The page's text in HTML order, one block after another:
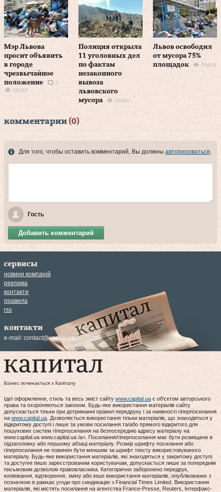
Мэр Львова
просит объявить
в городе
чрезвычайное
положение
2
24132
Полиция открыла
11 уголовных дел
по фактам
незаконного
вывоза
львовского
мусора
20091
Львов освободил
от мусора 75%
площадок
20819
комментарии (0)
Для того, чтобы оставить комментарий, Вы должны авторизоваться.
Гость
Добавить комментарий
сервисы
новини компаній
реклама
контакти
правила
rss
контакти
e-mail: contact@capital.ua
Бізнес починається з Капіталу
Ідеї оформлення, стиль та весь зміст сайту www.capital.ua є об'єктом авторського
права та охороняються законом. Будь-яке використання матеріалів сайту
допускається тільки при дотриманні правил передруку і за наявності гіперпосилання
на www.capital.ua. Дозволяється використання тільки матеріалів, що знаходяться у
відкритому доступі і лише за умови посилання та/або прямого відкритого для
пошукових систем гіперпосилання на безпосередню адресу матеріалу на
www.capital.ua www.capital.ua /a>. Посилання/гіперпосилання має бути розміщене в
підзаголовку або першому абзаці матеріалу. Розмір шрифту посилання або
гіперпосилання не повинен бути меншим за шрифт тексту використовуваного
матеріалу. Будь-яке використання матеріалів, які знаходяться у закритому доступі
та доступні лише зареєстрованим користувачам, допускається лише за попереднім
письмовим дозволом правовласника. Категорично заборонено передрук,
копіювання, відтворення, зміну або інше використання матеріалів, опублікованих з
позначкою в рамках угоди про синдикацію з Financial Times Limited. Використання
матеріалів, які містять посилання на агентства France-Presse, Reuters, Інтерфакс-